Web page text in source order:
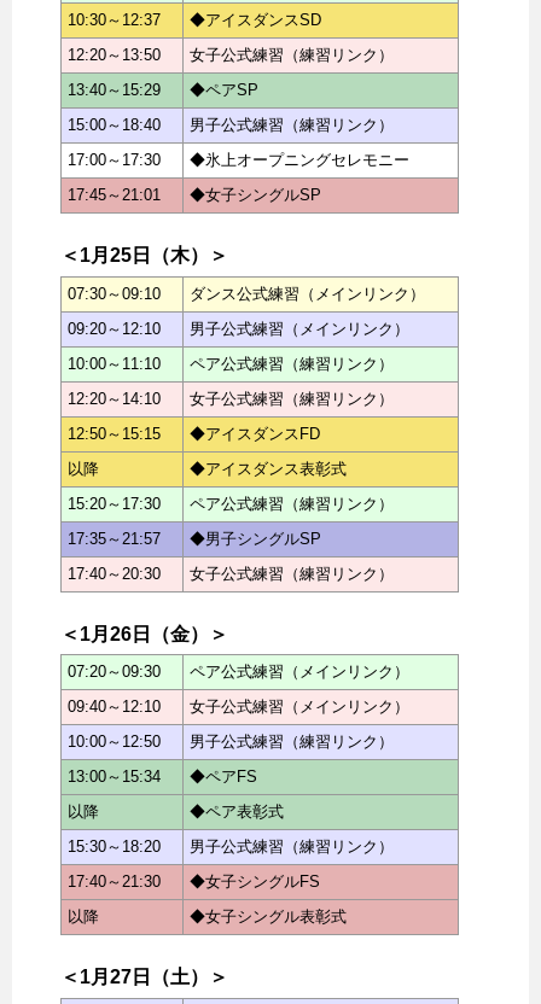
10:30～12:37
◆アイスダンスSD
12:20～13:50
女子公式練習（練習リンク）
13:40～15:29
◆ペアSP
15:00～18:40
男子公式練習（練習リンク）
17:00～17:30
◆氷上オープニングセレモニー
17:45～21:01
◆女子シングルSP
＜1月25日（木）＞
07:30～09:10
ダンス公式練習（メインリンク）
09:20～12:10
男子公式練習（メインリンク）
10:00～11:10
ペア公式練習（練習リンク）
12:20～14:10
女子公式練習（練習リンク）
12:50～15:15
◆アイスダンスFD
以降
◆アイスダンス表彰式
15:20～17:30
ペア公式練習（練習リンク）
17:35～21:57
◆男子シングルSP
17:40～20:30
女子公式練習（練習リンク）
＜1月26日（金）＞
07:20～09:30
ペア公式練習（メインリンク）
09:40～12:10
女子公式練習（メインリンク）
10:00～12:50
男子公式練習（練習リンク）
13:00～15:34
◆ペアFS
以降
◆ペア表彰式
15:30～18:20
男子公式練習（練習リンク）
17:40～21:30
◆女子シングルFS
以降
◆女子シングル表彰式
＜1月27日（土）＞